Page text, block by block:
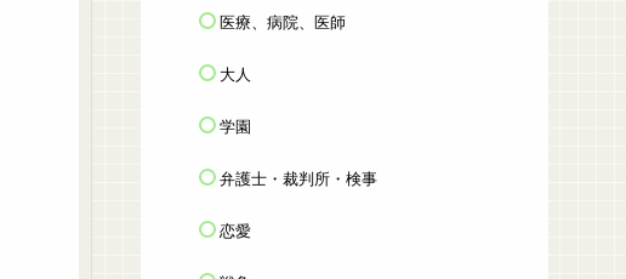
医療、病院、医師
大人
学園
弁護士・裁判所・検事
恋愛